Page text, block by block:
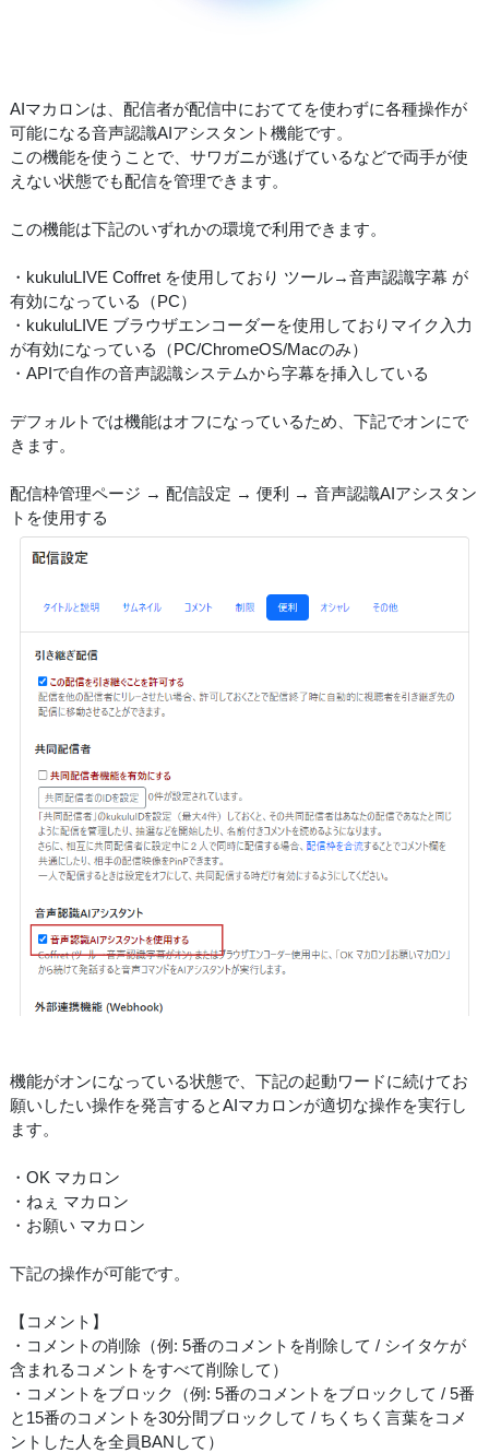
AIマカロンは、配信者が配信中におててを使わずに各種操作が
可能になる音声認識AIアシスタント機能です。
この機能を使うことで、サワガニが逃げているなどで両手が使
えない状態でも配信を管理できます。
この機能は下記のいずれかの環境で利用できます。
・kukuluLIVE Coffret を使用しており ツール→音声認識字幕 が
有効になっている（PC）
・kukuluLIVE ブラウザエンコーダーを使用しておりマイク入力
が有効になっている（PC/ChromeOS/Macのみ）
・APIで自作の音声認識システムから字幕を挿入している
デフォルトでは機能はオフになっているため、下記でオンにで
きます。
配信枠管理ページ → 配信設定 → 便利 → 音声認識AIアシスタン
トを使用する
機能がオンになっている状態で、下記の起動ワードに続けてお
願いしたい操作を発言するとAIマカロンが適切な操作を実行し
ます。
・OK マカロン
・ねぇ マカロン
・お願い マカロン
下記の操作が可能です。
【コメント】
・コメントの削除（例: 5番のコメントを削除して / シイタケが
含まれるコメントをすべて削除して）
・コメントをブロック（例: 5番のコメントをブロックして / 5番
と15番のコメントを30分間ブロックして / ちくちく言葉をコメ
ントした人を全員BANして）